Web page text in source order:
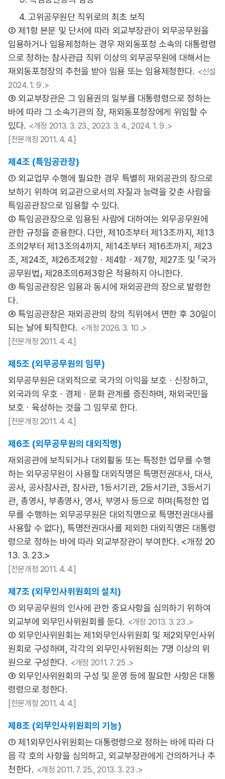
4. 고위공무원단 직위로의 최초 보직
② 제1항 본문 및 단서에 따라 외교부장관이 외무공무원을
임용하거나 임용제청하는 경우 재외동포청 소속의 대통령령
으로 정하는 참사관급 직위 이상의 외무공무원에 대해서는
재외동포청장의 추천을 받아 임용 또는 임용제청한다. <신설
2024. 1. 9 .>
③ 외교부장관은 그 임용권의 일부를 대통령령으로 정하는
바에 따라 그 소속기관의 장, 재외동포청장에게 위임할 수
있다. <개정 2013. 3. 23., 2023. 3. 4., 2024. 1. 9 .>
[전문개정 2011. 4. 4.]
제4조 (특임공관장)
① 외교업무 수행에 필요한 경우 특별히 재외공관의 장으로
보하기 위하여 외교관으로서의 자질과 능력을 갖춘 사람을
특임공관장으로 임용할 수 있다.
② 특임공관장으로 임용된 사람에 대하여는 외무공무원에
관한 규정을 준용한다. 다만, 제10조부터 제13조까지, 제13
조의2부터 제13조의4까지, 제14조부터 제16조까지, 제23
조, 제24조, 제26조제2항ㆍ제4항ㆍ제7항, 제27조 및 「국가
공무원법」 제28조의6제3항은 적용하지 아니한다.
③ 특임공관장은 임용과 동시에 재외공관의 장으로 발령한
다.
④ 특임공관장은 재외공관의 장의 직위에서 면한 후 30일이
되는 날에 퇴직한다. <개정 2026. 3. 10 .>
[전문개정 2011. 4. 4.]
제5조 (외무공무원의 임무)
외무공무원은 대외적으로 국가의 이익을 보호ㆍ신장하고,
외국과의 우호ㆍ경제ㆍ문화 관계를 증진하며, 재외국민을
보호ㆍ육성하는 것을 그 임무로 한다.
[전문개정 2011. 4. 4.]
제6조 (외무공무원의 대외직명)
재외공관에 보직되거나 대외활동 또는 특정한 업무를 수행
하는 외무공무원이 사용할 대외직명은 특명전권대사, 대사,
공사, 공사참사관, 참사관, 1등서기관, 2등서기관, 3등서기
관, 총영사, 부총영사, 영사, 부영사 등으로 하며(특정한 업
무를 수행하는 외무공무원은 대외직명으로 특명전권대사를
사용할 수 없다), 특명전권대사를 제외한 대외직명은 대통령
령으로 정하는 바에 따라 외교부장관이 부여한다. <개정 20
13. 3. 23.>
[전문개정 2011. 4. 4.]
제7조 (외무인사위원회의 설치)
① 외무공무원의 인사에 관한 중요사항을 심의하기 위하여
외교부에 외무인사위원회를 둔다. <개정 2013. 3. 23 .>
② 외무인사위원회는 제1외무인사위원회 및 제2외무인사위
원회로 구성하며, 각각의 외무인사위원회는 7명 이상의 위
원으로 구성한다. <개정 2011. 7. 25 .>
③ 외무인사위원회의 구성 및 운영 등에 필요한 사항은 대통
령령으로 정한다.
[전문개정 2011. 4. 4.]
제8조 (외무인사위원회의 기능)
① 제1외무인사위원회는 대통령령으로 정하는 바에 따라 다
음 각 호의 사항을 심의하고, 외교부장관에게 건의하거나 추
천한다. <개정 2011. 7. 25., 2013. 3. 23 .>